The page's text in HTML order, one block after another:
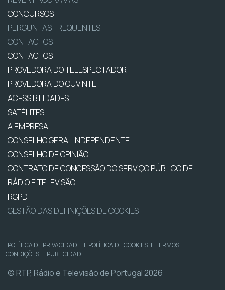
CONCURSOS
PERGUNTAS FREQUENTES
CONTACTOS
CONTACTOS
PROVEDORA DO TELESPECTADOR
PROVEDORA DO OUVINTE
ACESSIBILIDADES
SATÉLITES
A EMPRESA
CONSELHO GERAL INDEPENDENTE
CONSELHO DE OPINIÃO
CONTRATO DE CONCESSÃO DO SERVIÇO PÚBLICO DE
RÁDIO E TELEVISÃO
RGPD
GESTÃO DAS DEFINIÇÕES DE COOKIES
POLÍTICA DE PRIVACIDADE | POLÍTICA DE COOKIES | TERMOS E
CONDIÇÕES | PUBLICIDADE
© RTP, Rádio e Televisão de Portugal 2026